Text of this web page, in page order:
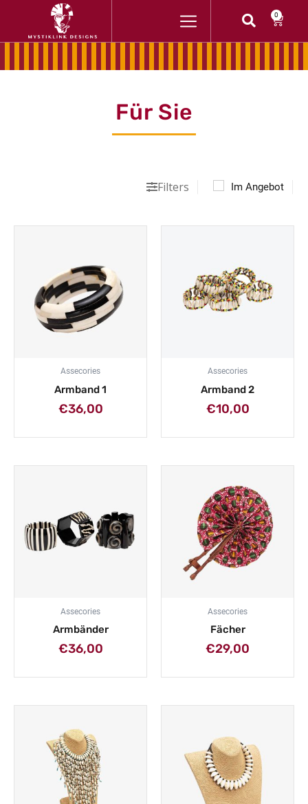
springen
0
Für Sie
Filters Im Angebot
Assecories
Armband 1
€36,00
Assecories
Armband 2
€10,00
Assecories
Armbänder
€36,00
Assecories
Fächer
€29,00